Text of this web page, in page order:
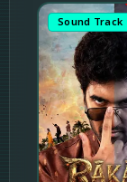
Sound Track